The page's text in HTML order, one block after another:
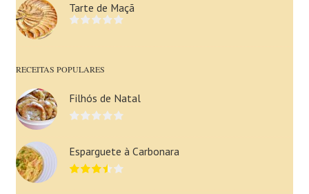
Tarte de Maçã
RECEITAS POPULARES
Filhós de Natal
Esparguete à Carbonara